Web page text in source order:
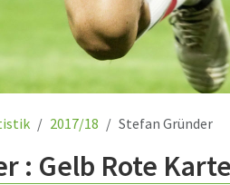
2017/18 Stefan Gründer
: Gelb Rote